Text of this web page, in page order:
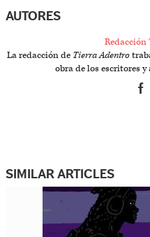
AUTORES
La redacción de Tierra Adentro
obra de los escritores
SIMILAR ARTICLES